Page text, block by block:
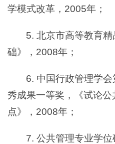
学模式改革，2005年；
5. 北京市高等教育
础》，2008年；
6. 中国行政管理学
秀成果一等奖，《试论
点》，2008年；
7. 公共管理专业学